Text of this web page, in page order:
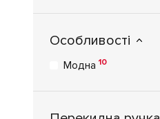
Особливості
Модна10